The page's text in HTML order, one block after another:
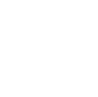
ושלחו בקשת הצטרפות בדף